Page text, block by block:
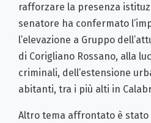
rafforzare la presenza
senatore ha confermato
l’elevazione a Gruppo
di Corigliano Rossano, alla
criminali, dell’estensione
abitanti, tra i più alti in
Altro tema affrontato è stato